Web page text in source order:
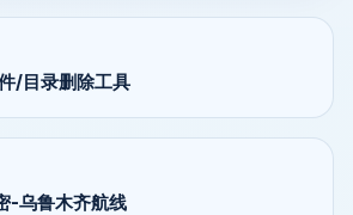
/目录删除工具
-乌鲁木齐航线